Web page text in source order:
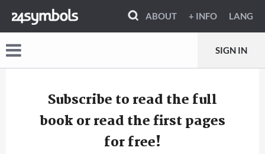
ABOUT + INFO LANG
SIGN IN
Subscribe to read the full
book or read the first pages
for free!